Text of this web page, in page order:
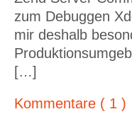
zum Debuggen
mir deshalb
[…]
Kommentare ( 1 )